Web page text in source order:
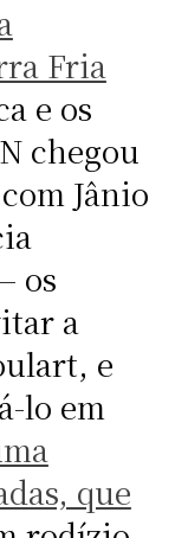
Fria
e os
chegou
Jânio
os
a
e
lo em
que